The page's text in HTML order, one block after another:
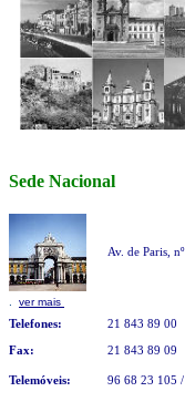
Sede Nacional
Av. de Paris,
ver mais
Telefones:
21 843 89 00
Fax: 21 843 89 09
Telemóveis: 96 68 23 105